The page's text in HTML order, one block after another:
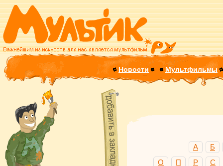
Новости Мультфильмы
А
Б
О
П Р С